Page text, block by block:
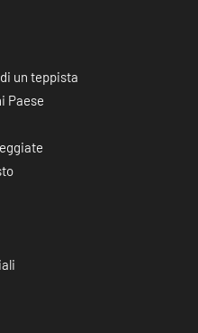
un teppista
Paese